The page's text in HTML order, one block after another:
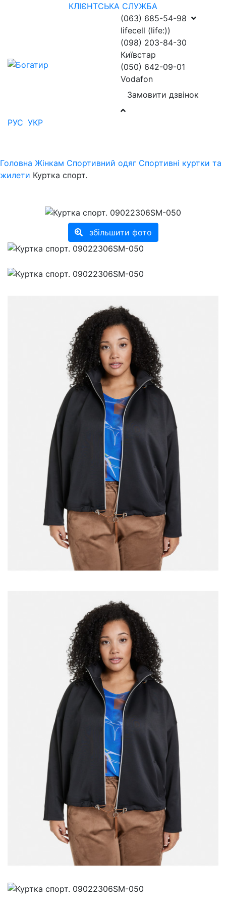
КЛІЄНТСЬКА СЛУЖБА
(063) 685-54-98
lifecell (life:))
(098) 203-84-30
Київстар
(050) 642-09-01
Vodafon
Замовити дзвінок
РУС УКР
Головна Жінкам Спортивний одяг Спортивні куртки та
жилети Куртка спорт.
збільшити фото